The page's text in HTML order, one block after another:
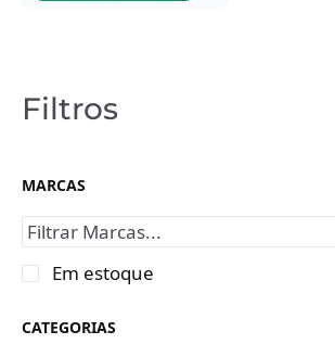
Filtros
MARCAS
Em estoque
CATEGORIAS